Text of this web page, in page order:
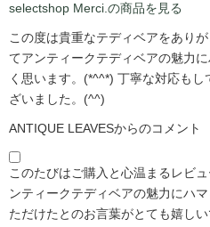
selectshop Merci.の商品を見る
この度は貴重なテディベアをあり
てアンティークテディベアの魅力
く思います。(*^^*) 丁寧な対応も
ざいました。(^^)
ANTIQUE LEAVESからのコメント
このたびはご購入と心温まるレビ
ンティークテディベアの魅力にハ
ただけたとのお言葉がとても嬉し